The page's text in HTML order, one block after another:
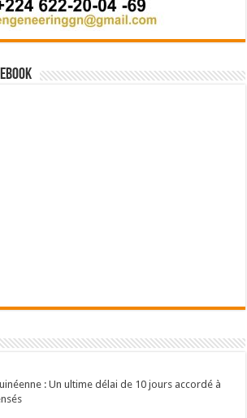
: Un ultime délai de 10 jours accordé à